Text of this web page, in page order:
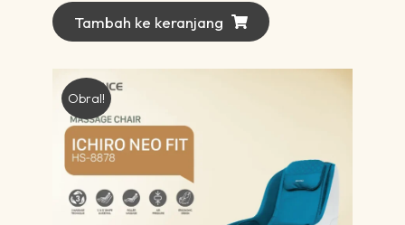
Tambah ke keranjang
Obral!